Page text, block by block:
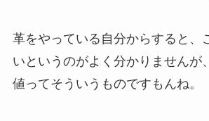
革をやっている自分からすると、
いというのがよく分かりませんが
値ってそういうものですもんね。